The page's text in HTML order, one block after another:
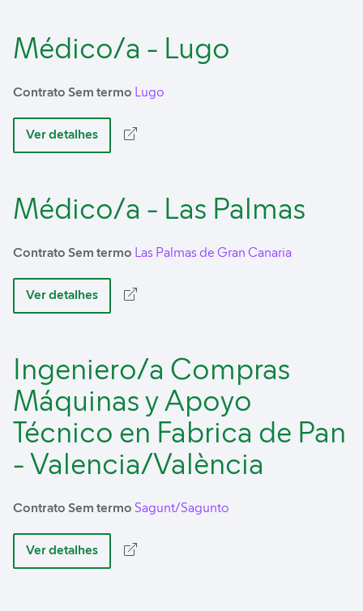
Médico/a - Lugo
Contrato Sem termo Lugo
Ver detalhes
Médico/a - Las Palmas
Contrato Sem termo Las Palmas de Gran Canaria
Ver detalhes
Ingeniero/a Compras
Máquinas y Apoyo
Técnico en Fabrica de Pan
- Valencia/València
Contrato Sem termo Sagunt/Sagunto
Ver detalhes